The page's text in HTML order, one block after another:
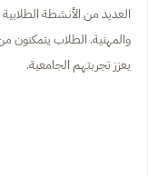
العديد من الأنشطة
والمهنية. الطلاب يتمكنون من
يعزز تجربتهم الجامعية.